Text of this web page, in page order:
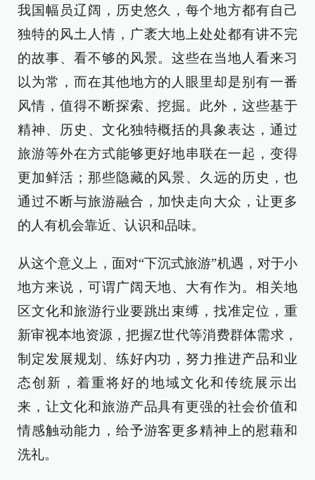
我国幅员辽阔，历史悠久，每个地方都有自己
独特的风土人情，广袤大地上处处都有讲不完
的故事、看不够的风景。这些在当地人看来习
以为常，而在其他地方的人眼里却是别有一番
风情，值得不断探索、挖掘。此外，这些基于
精神、历史、文化独特概括的具象表达，通过
旅游等外在方式能够更好地串联在一起，变得
更加鲜活；那些隐藏的风景、久远的历史，也
通过不断与旅游融合，加快走向大众，让更多
的人有机会靠近、认识和品味。
从这个意义上，面对“下沉式旅游”机遇，对于小
地方来说，可谓广阔天地、大有作为。相关地
区文化和旅游行业要跳出束缚，找准定位，重
新审视本地资源，把握Z世代等消费群体需求，
制定发展规划、练好内功，努力推进产品和业
态创新，着重将好的地域文化和传统展示出
来，让文化和旅游产品具有更强的社会价值和
情感触动能力，给予游客更多精神上的慰藉和
洗礼。